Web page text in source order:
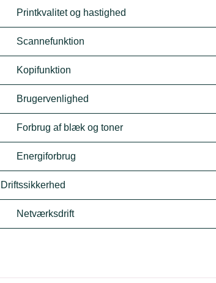
Printkvalitet og hastighed
Scannefunktion
Kopifunktion
Brugervenlighed
Forbrug af blæk og toner
Energiforbrug
Driftssikkerhed
Netværksdrift